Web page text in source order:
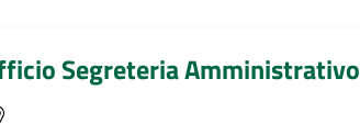
Segreteria Amministrativo